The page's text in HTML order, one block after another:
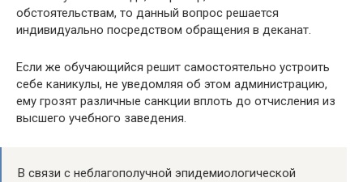
обстоятельствам, то данный вопрос решается
индивидуально посредством обращения в деканат.
Если же обучающийся решит самостоятельно устроить
себе каникулы, не уведомляя об этом администрацию,
ему грозят различные санкции вплоть до отчисления из
высшего учебного заведения.
В связи с неблагополучной эпидемиологической